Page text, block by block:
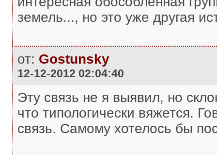
земель..., но это уже другая
от: Gostunsky
12-12-2012 02:04:40
Эту связь не я выявил, но
что типологически вяжется.
связь. Самому хотелось бы